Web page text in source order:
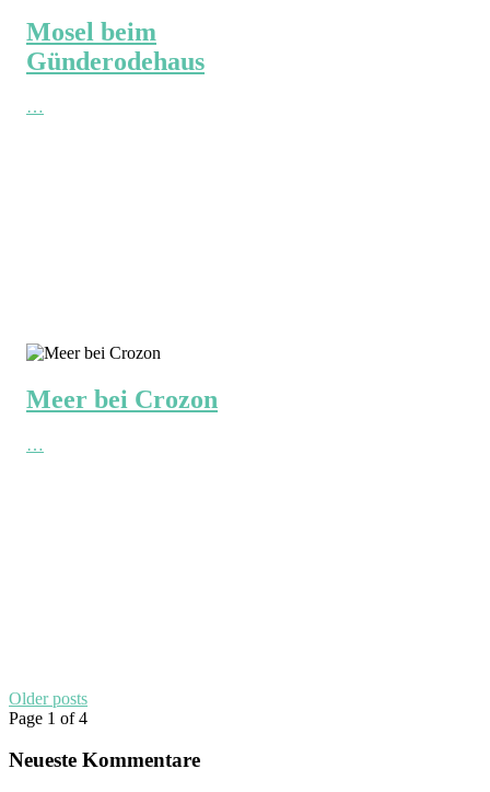
Mosel beim
Günderodehaus
…
Meer bei Crozon
…
Older posts
Page 1 of 4
Neueste Kommentare